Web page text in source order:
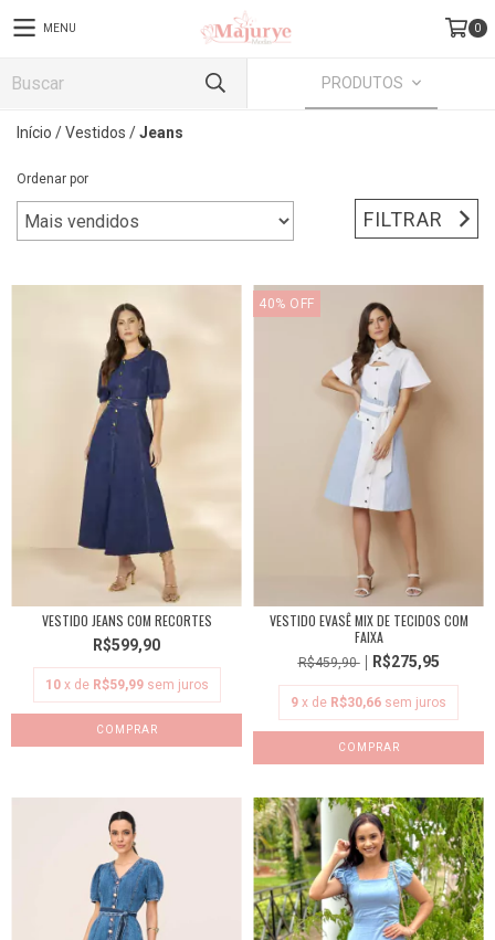
MENU 0
PRODUTOS
Início /Vestidos /Jeans
Ordenar por
FILTRAR
VESTIDO JEANS COM RECORTES
R$599,90
10 x de R$59,99 sem juros
COMPRAR
40% OFF
VESTIDO EVASÊ MIX DE TECIDOS COM
FAIXA
R$459,90 R$275,95
9 x de R$30,66 sem juros
COMPRAR